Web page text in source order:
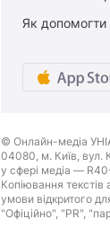
Як
© Онлайн-медіа
04080, м. Київ, вул.
у сфері медіа —
Копіювання
умови відкритого
"Офіційно", "PR",